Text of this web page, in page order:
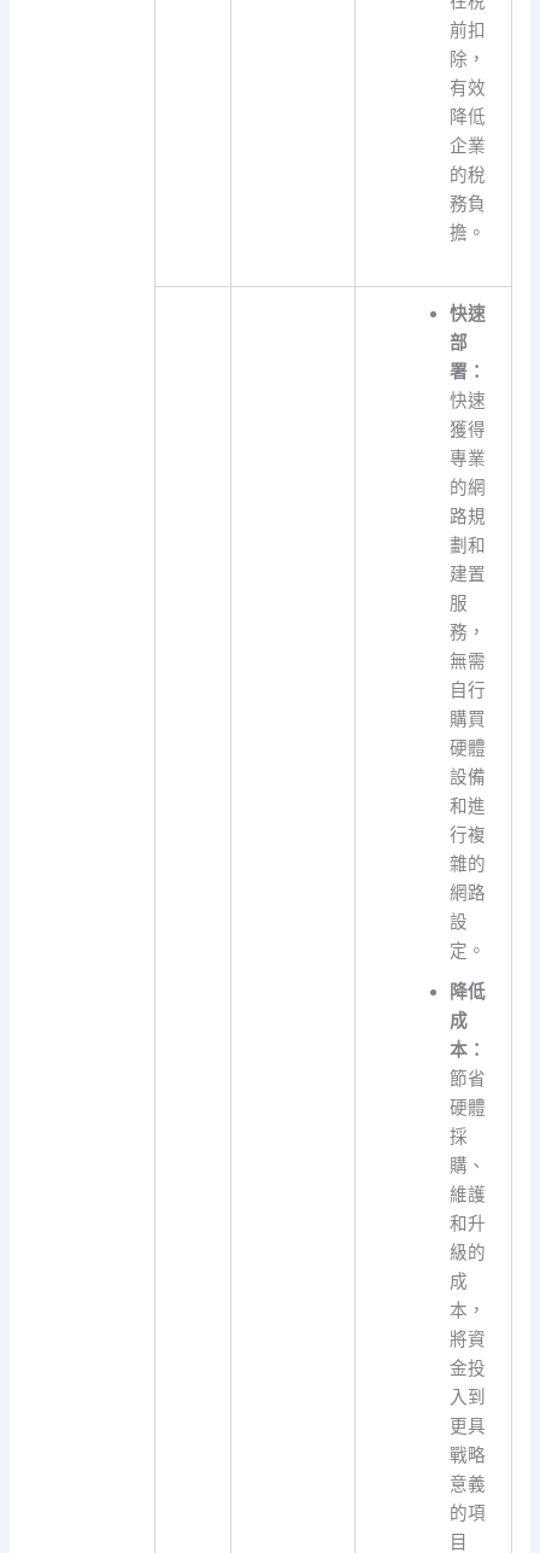
前扣
除，
有效
降低
企業
的稅
務負
擔。
快速
部
署：
快速
獲得
專業
的網
路規
劃和
建置
服
務，
無需
自行
購買
硬體
設備
和進
行複
雜的
網路
設
定。
降低
成
本：
節省
硬體
採
購、
維護
和升
級的
成
本，
將資
金投
入到
更具
戰略
意義
的項
目